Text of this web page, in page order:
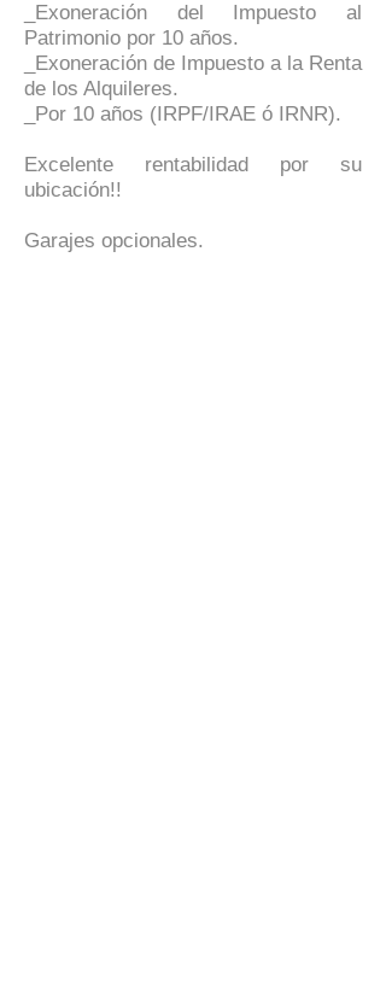
_Exoneración del Impuesto al
Patrimonio por 10 años.
_Exoneración de Impuesto a la Renta
de los Alquileres.
_Por 10 años (IRPF/IRAE ó IRNR).
Excelente rentabilidad por su
ubicación!!
Garajes opcionales.